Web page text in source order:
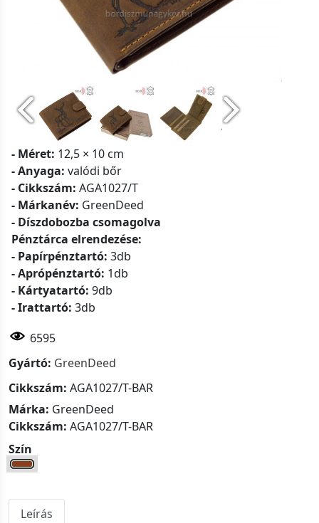
- Méret: 12,5 × 10 cm
- Anyaga: valódi bőr
- Cikkszám: AGA1027/T
- Márkanév: GreenDeed
- Díszdobozba csomagolva
Pénztárca elrendezése:
- Papírpénztartó: 3db
- Aprópénztartó: 1db
- Kártyatartó: 9db
- Irattartó: 3db
6595
Gyártó: GreenDeed
Cikkszám: AGA1027/T-BAR
Márka: GreenDeed
Cikkszám: AGA1027/T-BAR
Szín
Leírás